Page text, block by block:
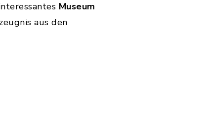
Museum
aus den